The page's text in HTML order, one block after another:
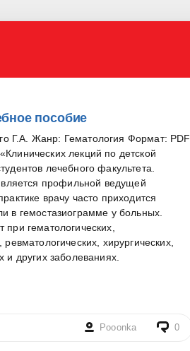
пособие
Г.А. Жанр: Гематология Формат: PDF
лекций по детской
лечебного факультета.
профильной ведущей
врачу часто приходится
в гемостазиограмме у больных.
гематологических,
хирургических,
и других заболеваниях.
Pooonka 0